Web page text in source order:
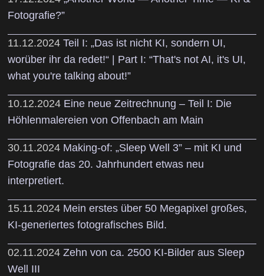
Fotografie?”
11.12.2024 Teil I: „Das ist nicht KI, sondern UI,
worüber ihr da redet!“ | Part I: “That's not AI, it's UI,
what you're talking about!”
10.12.2024 Eine neue Zeitrechnung – Teil I: Die
Höhlenmalereien von Offenbach am Main
30.11.2024 Making-of: „Sleep Well 3” – mit KI und
Fotografie das 20. Jahrhundert etwas neu
interpretiert.
15.11.2024 Mein erstes über 50 Megapixel großes,
KI-generiertes fotografisches Bild.
02.11.2024 Zehn von ca. 2500 KI-Bilder aus Sleep
Well III